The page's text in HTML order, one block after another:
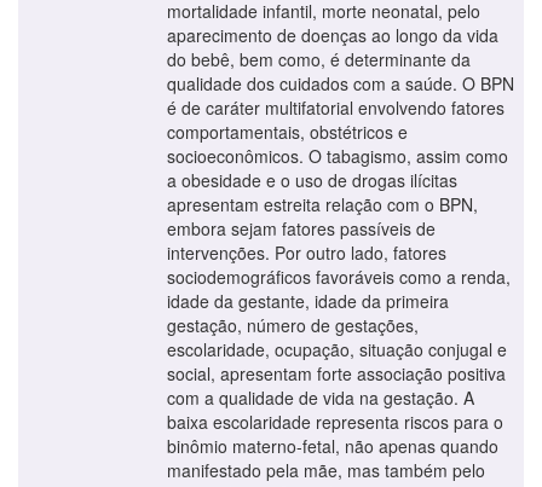
mortalidade infantil, morte neonatal, pelo
aparecimento de doenças ao longo da vida
do bebê, bem como, é determinante da
qualidade dos cuidados com a saúde. O BPN
é de caráter multifatorial envolvendo fatores
comportamentais, obstétricos e
socioeconômicos. O tabagismo, assim como
a obesidade e o uso de drogas ilícitas
apresentam estreita relação com o BPN,
embora sejam fatores passíveis de
intervenções. Por outro lado, fatores
sociodemográficos favoráveis como a renda,
idade da gestante, idade da primeira
gestação, número de gestações,
escolaridade, ocupação, situação conjugal e
social, apresentam forte associação positiva
com a qualidade de vida na gestação. A
baixa escolaridade representa riscos para o
binômio materno-fetal, não apenas quando
manifestado pela mãe, mas também pelo